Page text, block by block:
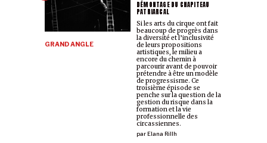
DÉMONTAGE DU CHAPITEAU
PATRIARCAL
GRAND ANGLE
parElana Rillh
Si les arts du cirque ont fait
beaucoup de progrès dans
la diversité et l’inclusivité
de leurs propositions
artistiques, le milieu a
encore du chemin à
parcourir avant de pouvoir
prétendre à être un modèle
de progressisme. Ce
troisième épisode se
penche sur la question de la
gestion du risque dans la
formation et la vie
professionnelle des
circassiennes.